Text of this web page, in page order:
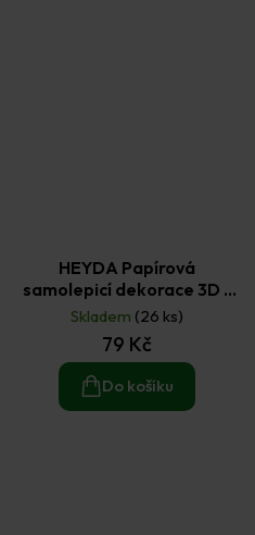
HEYDA Papírová
samolepicí dekorace 3D -
hospodářská zvířata 9 ks
Skladem (26 ks)
79 Kč
Do košíku